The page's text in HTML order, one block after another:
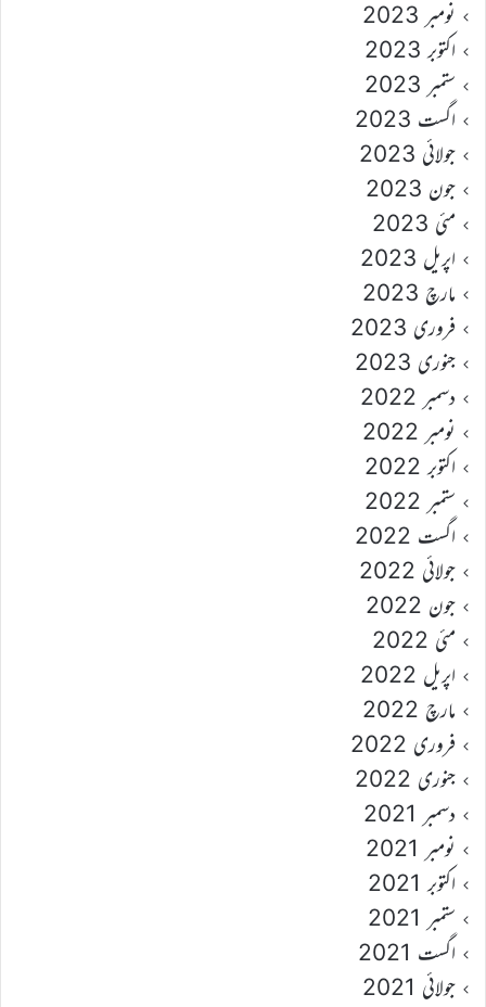
نومبر 2023
اکتوبر 2023
ستمبر 2023
اگست 2023
جولائی 2023
جون 2023
مئی 2023
اپریل 2023
مارچ 2023
فروری 2023
جنوری 2023
دسمبر 2022
نومبر 2022
اکتوبر 2022
ستمبر 2022
اگست 2022
جولائی 2022
جون 2022
مئی 2022
اپریل 2022
مارچ 2022
فروری 2022
جنوری 2022
دسمبر 2021
نومبر 2021
اکتوبر 2021
ستمبر 2021
اگست 2021
جولائی 2021